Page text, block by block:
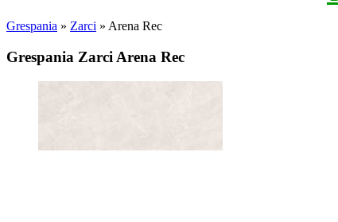
Grespania » Zarci » Arena Rec
Grespania Zarci Arena Rec